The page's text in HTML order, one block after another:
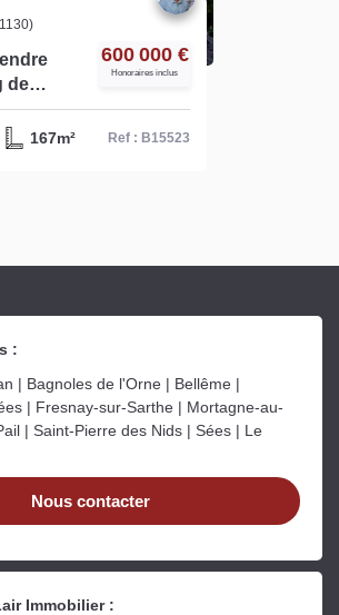
de
B15523
600 000 €
Honoraires inclus
167m² Ref : B15523
:
| Bagnoles de l'Orne | Bellême |
| Fresnay-sur-Sarthe | Mortagne-au-
| Saint-Pierre des Nids | Sées | Le
Nous contacter
Immobilier :